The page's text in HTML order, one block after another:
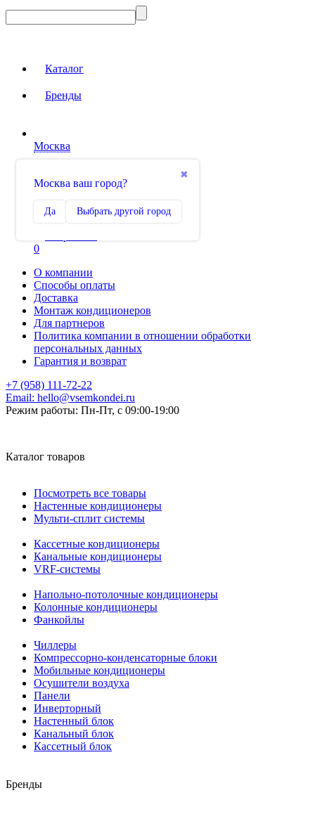
Каталог
Бренды
Москва
✖
Москва ваш город?
Да Выбрать другой город
Сравнение
0
О компании
Способы оплаты
Доставка
Монтаж кондиционеров
Для партнеров
Политика компании в отношении обработки
персональных данных
Гарантия и возврат
+7 (958) 111-72-22
Email: hello@vsemkondei.ru
Режим работы: Пн-Пт, с 09:00-19:00
Каталог товаров
Посмотреть все товары
Настенные кондиционеры
Мульти-сплит системы
Кассетные кондиционеры
Канальные кондиционеры
VRF-системы
Напольно-потолочные кондиционеры
Колонные кондиционеры
Фанкойлы
Чиллеры
Компрессорно-конденсаторные блоки
Мобильные кондиционеры
Осушители воздуха
Панели
Инверторный
Настенный блок
Канальный блок
Кассетный блок
Бренды